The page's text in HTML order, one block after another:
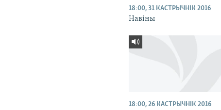
18:00, 31 КАСТРЫЧНІК 2016
Навіны
18:00, 26 КАСТРЫЧНІК 2016